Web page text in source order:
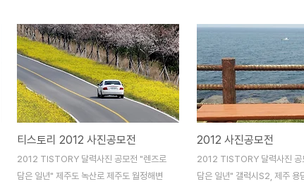
해 미약하나마 홍보에 도움을 주었다는 점에
서 아주 의미가 깊었다고 할 수 있습니다. 위
촉식을 한 것이 엊그제 같은데 벌써 1년이라
는 시간이 흘렀네요. 지역산업의 경쟁력 확
보, 스마트 산업과 특화 6차 산업의 발굴 등
기업 지원 사업 외에도 용암해수 관련 사업
등 일반인들에겐 다소 생소한 이슈들을 다루
면서 테크노파크의 존재를 부각시켰다는 점
에서 보람이 있었던 1년이었습니다. 해단식
티스토리 2012 사진공모전
2012 TISTORY 달력사진 공모전 "렌즈로
담은 일년" 제주도 녹산로 제주도 월정해변
2012 사진공모전
2012 TISTORY 달력사진 공
담은 일년" 갤럭시S2, 제주 용